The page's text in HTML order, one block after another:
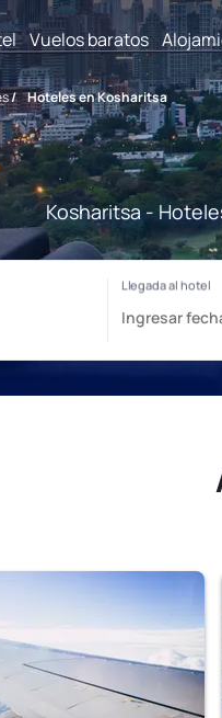
Vuelos baratos
/ Hoteles en Kosharitsa
Kosharitsa -